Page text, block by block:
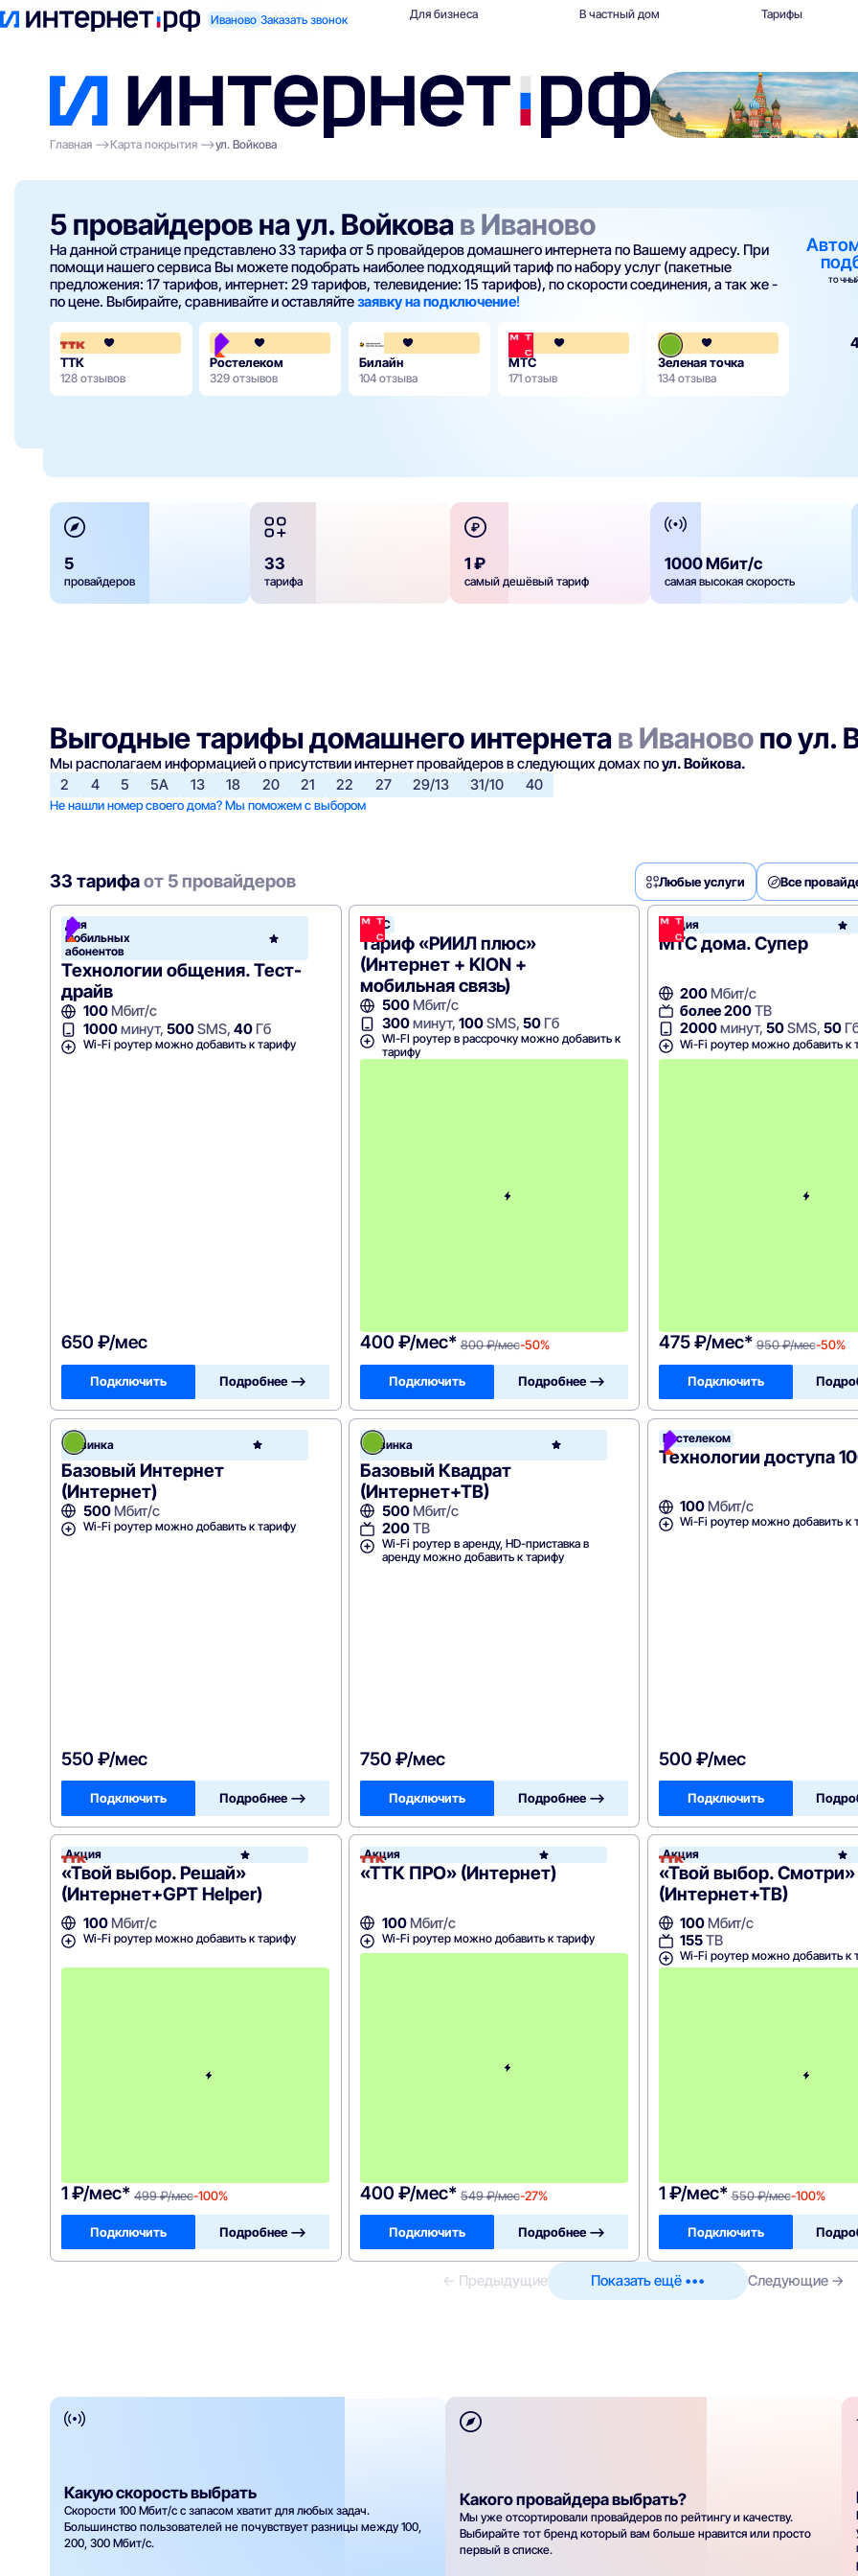
Иваново Заказать звонок
Поиск по адресу Для квартиры Для бизнеса В частный дом Тарифы
Главная
Карта покрытия ул. Войкова
5 провайдеров на ул. Войковав Иваново
На данной странице представлено 33 тарифа от 5 провайдеров домашнего интернета по Вашему адресу. При
помощи нашего сервиса Вы можете подобрать наиболее подходящий тариф по набору услуг (пакетные
предложения: 17 тарифов, интернет: 29 тарифов, телевидение: 15 тарифов), по скорости соединения, а так же -
по цене. Выбирайте, сравнивайте и оставляйтезаявку на подключение!
4.2
ТТК
128 отзывов
3.8
Ростелеком
329 отзывов
4.4
Билайн
104 отзыва
4.1
МТС
171 отзыв
Зеленая точка
134 отзыва
5
провайдеров
33
тарифа
1 ₽
самый дешёвый тариф
1000 Мбит/с
самая высокая скорость
Выгодные тарифы домашнего интернетав Ивановопо ул.
Мы располагаем информацией о присутствии интернет провайдеров в следующих домах поул. Войкова.
2
4 5 5А 13 18 20 21 22 27 29/13 31/10 40
Не нашли номер своего дома? Мы поможем с выбором
33 тарифаот 5 провайдеров Любые услуги Все
Для
мобильных
абонентов
Ростелеком
Технологии общения. Тест-
драйв
100Мбит/с
1000минут, 500SMS, 40Гб
Wi-Fi роутер можно добавить к тарифу
650 ₽/мес
Подключить Подробнее —>
МТС
Тариф «РИИЛ плюс»
(Интернет + KION +
мобильная связь)
500Мбит/с
300минут, 100SMS, 50Гб
WI-FI роутер в рассрочку можно добавить к
тарифу
400 ₽/мес* 800 ₽/мес-50%
Подключить Подробнее —>
Акция
МТС дома. Супер
200 Мбит/с
более 200ТВ
2000минут,50SMS,50
Wi-Fi роутер можно добавить к
475 ₽/мес* 950 ₽/мес-50%
Подключить
Новинка
точка
Базовый Интернет
(Интернет)
500Мбит/с
Wi-Fi роутер можно добавить к тарифу
550 ₽/мес
Подключить Подробнее —>
Новинка
Зеленая
точка
Базовый Квадрат
(Интернет+ТВ)
500Мбит/с
200ТВ
Wi-Fi роутер в аренду, HD-приставка в
аренду можно добавить к тарифу
750 ₽/мес
Подключить Подробнее —>
Ростелеком
Технологии доступа
100 Мбит/с
Wi-Fi роутер можно добавить к
500 ₽/мес
Подключить
Акция ТТК
«Твой выбор. Решай»
(Интернет+GPT Helper)
100Мбит/с
Wi-Fi роутер можно добавить к тарифу
1 ₽/мес* 499 ₽/мес-100%
Подключить Подробнее —>
Акция ТТК
«ТТК ПРО» (Интернет)
100Мбит/с
Wi-Fi роутер можно добавить к тарифу
400 ₽/мес* 549 ₽/мес-27%
Подключить Подробнее —>
Акция
«Твой выбор. Смотри»
(Интернет+ТВ)
100 Мбит/с
155ТВ
Wi-Fi роутер можно добавить к
1 ₽/мес* 550 ₽/мес-100%
Подключить
← Предыдущие Показать ещё ••• Следующие →
Какую скорость выбрать
Скорости 100 Мбит/с с запасом хватит для любых задач.
Большинство пользователей не почувствует разницы между 100,
200, 300 Мбит/с.
Какого провайдера выбрать?
Мы уже отсортировали провайдеров по рейтингу и качеству.
Выбирайте тот бренд который вам больше нравится или просто
первый в списке.